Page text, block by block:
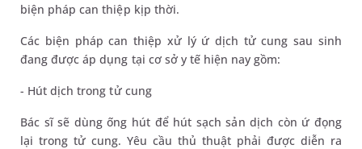
biện pháp can thiệp kịp thời.
Các biện pháp can thiệp xử lý ứ dịch tử cung sau sinh
đang được áp dụng tại cơ sở y tế hiện nay gồm:
- Hút dịch trong tử cung
Bác sĩ sẽ dùng ống hút để hút sạch sản dịch còn ứ đọng
lại trong tử cung. Yêu cầu thủ thuật phải được diễn ra